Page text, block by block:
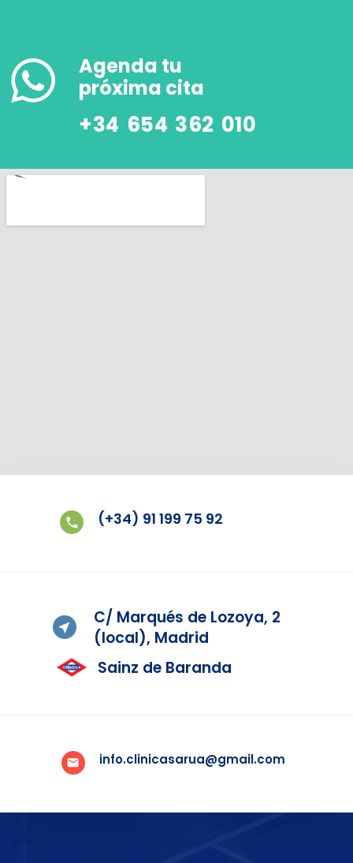
Agenda tu
próxima cita
+34 654 362 010
(+34) 91 199 75 92
C/ Marqués de Lozoya, 2
(local), Madrid
Sainz de Baranda
info.clinicasarua@gmail.com